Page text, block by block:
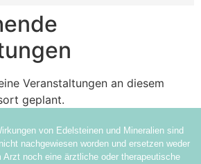
Veranstaltungen an diesem
geplant.
von Edelsteinen und Mineralien sind
nachgewiesen worden und ersetzen weder
Arzt noch eine ärztliche oder therapeutische